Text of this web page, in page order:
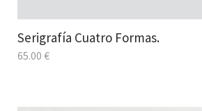
Serigrafía Cuatro Formas.
65.00 €